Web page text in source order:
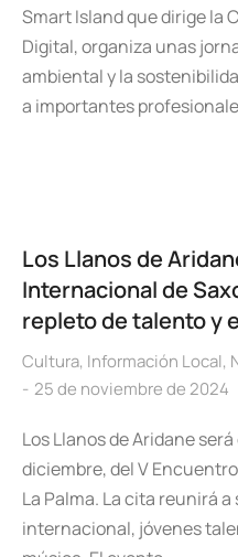
Smart Island que dirige la
Digital, organiza unas
ambiental y la
a importantes
Los Llanos de
Internacional de
repleto de talento y
Cultura, Información Local,
25 de noviembre de 2024
Los Llanos de Aridane
diciembre, del V
La Palma. La cita reunirá
internacional, jóvenes